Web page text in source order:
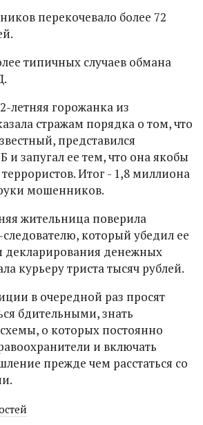
перекочевало более 72
типичных случаев обмана
летняя горожанка из
стражам порядка о том, что
представился
запугал ее тем, что она якобы
Итог - 1,8 миллиона
мошенников.
жительница поверила
который убедил ее
декларирования денежных
курьеру триста тысяч рублей.
в очередной раз просят
бдительными, знать
о которых постоянно
и включать
прежде чем расстаться со